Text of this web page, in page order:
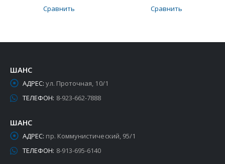
Сравнить Сравнить
ШАНС
АДРЕС: ул. Проточная, 10/1
ТЕЛЕФОН: 8-923-662-7888
ШАНС
АДРЕС: пр. Коммунистический, 95/1
ТЕЛЕФОН: 8-913-695-6140